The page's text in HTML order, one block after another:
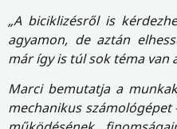
„A biciklizésről is
agyamon, de aztán
már így is túl sok téma van
Marci bemutatja a
mechanikus